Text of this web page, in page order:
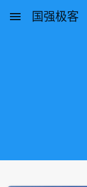
menu 国强极客